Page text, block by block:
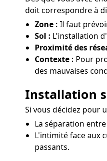
doit correspondre à
Zone : Il faut
Sol : L'installation
Proximité des
Contexte : Pour
des mauvaises
Installation
Si vous décidez pour
La séparation
L'intimité face aux
passants.